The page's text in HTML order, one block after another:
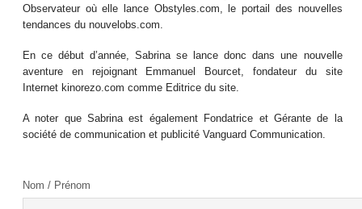
Observateur où elle lance Obstyles.com, le portail des nouvelles
tendances du nouvelobs.com.
En ce début d’année, Sabrina se lance donc dans une nouvelle
aventure en rejoignant Emmanuel Bourcet, fondateur du site
Internet kinorezo.com comme Editrice du site.
A noter que Sabrina est également Fondatrice et Gérante de la
société de communication et publicité Vanguard Communication.
Nom / Prénom